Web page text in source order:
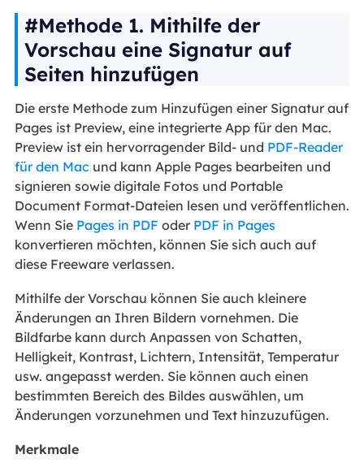
#Methode 1. Mithilfe der
Vorschau eine Signatur auf
Seiten hinzufügen
Die erste Methode zum Hinzufügen einer Signatur auf
Pages ist Preview, eine integrierte App für den Mac.
Preview ist ein hervorragender Bild- und PDF-Reader
für den Mac und kann Apple Pages bearbeiten und
signieren sowie digitale Fotos und Portable
Document Format-Dateien lesen und veröffentlichen.
Wenn Sie Pages in PDF oder PDF in Pages
konvertieren möchten, können Sie sich auch auf
diese Freeware verlassen.
Mithilfe der Vorschau können Sie auch kleinere
Änderungen an Ihren Bildern vornehmen. Die
Bildfarbe kann durch Anpassen von Schatten,
Helligkeit, Kontrast, Lichtern, Intensität, Temperatur
usw. angepasst werden. Sie können auch einen
bestimmten Bereich des Bildes auswählen, um
Änderungen vorzunehmen und Text hinzuzufügen.
Merkmale